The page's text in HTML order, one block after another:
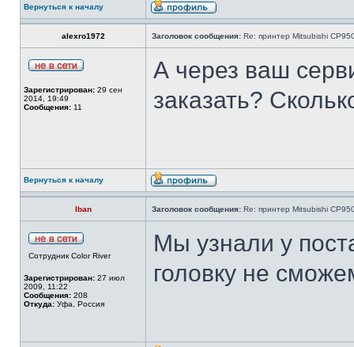
Вернуться к началу
alexro1972 Заголовок сообщения: Re: принтер Mitsubishi
Зарегистрирован: 29 сен
2014, 19:49
Сообщения: 11
А через ваш
заказать?
Вернуться к началу
Iban Заголовок сообщения: Re: принтер Mitsubishi
Сотрудник Color River
Зарегистрирован: 27 июл
2009, 11:22
Сообщения: 208
Откуда: Уфа, Россия
Мы узнали у
головку не